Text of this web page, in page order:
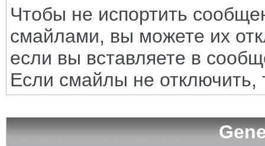
Чтобы не испортить
смайлами, вы можете их
если вы вставляете в
Если смайлы не отключить,